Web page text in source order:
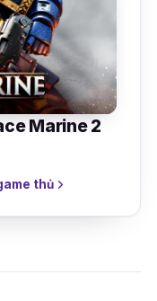
Marine 2
thủ